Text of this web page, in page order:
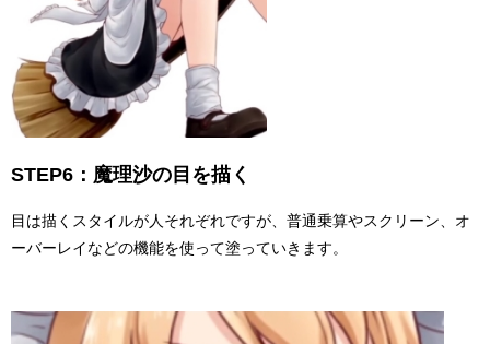
STEP6：魔理沙の目を描く
目は描くスタイルが人それぞれですが、普通乗算やスクリーン、オ
ーバーレイなどの機能を使って塗っていきます。